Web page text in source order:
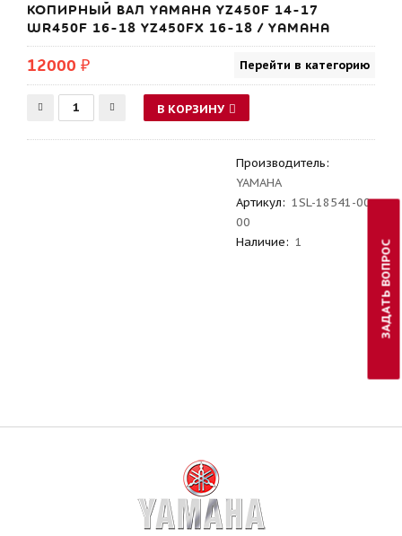
КОПИРНЫЙ ВАЛ YAMAHA YZ450F 14-17
WR450F 16-18 YZ450FX 16-18 / YAMAHA
12000 ₽ Перейти в категорию
В КОРЗИНУ
Производитель:
YAMAHA
Артикул: 1SL-18541-00-
00
Наличие: 1 ЗАДАТЬ ВОПРОС